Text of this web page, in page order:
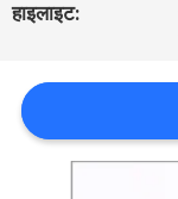
करें
समाचार
हाइलाइट: